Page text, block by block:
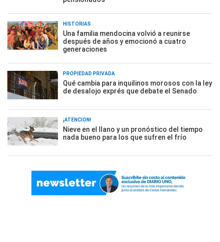
HISTORIAS
Una familia mendocina volvió a reunirse
después de años y emocionó a cuatro
generaciones
PROPIEDAD PRIVADA
Qué cambia para inquilinos morosos con la ley
de desalojo exprés que debate el Senado
¡ATENCIÓN!
Nieve en el llano y un pronóstico del tiempo
nada bueno para los que sufren el frío